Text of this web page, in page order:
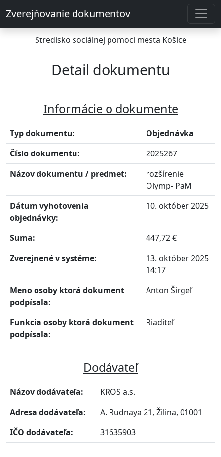
Zverejňovanie dokumentov
Stredisko sociálnej pomoci mesta Košice
Detail dokumentu
Informácie o dokumente
Typ dokumentu:
Objednávka
Číslo dokumentu:
2025267
Názov dokumentu / predmet:
rozšírenie
Olymp- PaM
Dátum vyhotovenia
objednávky:
10. október 2025
Suma:
447,72 €
Zverejnené v systéme:
13. október 2025
14:17
Meno osoby ktorá dokument
podpísala:
Anton Širgeľ
Funkcia osoby ktorá dokument
podpísala:
Riaditeľ
Dodávateľ
Názov dodávateľa:
KROS a.s.
Adresa dodávateľa:
A. Rudnaya 21, Žilina, 01001
IČO dodávateľa:
31635903